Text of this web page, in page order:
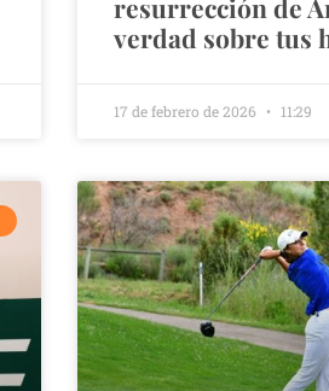
verdad sobre tus
17 de febrero de 2026 11:29